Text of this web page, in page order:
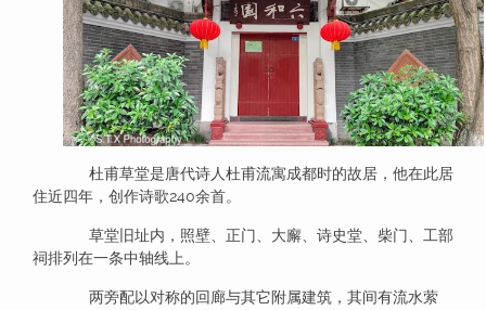
杜甫草堂是唐代诗人杜甫流寓成都时的故居，他在此居
住近四年，创作诗歌240余首。
草堂旧址内，照壁、正门、大廨、诗史堂、柴门、工部
祠排列在一条中轴线上。
两旁配以对称的回廊与其它附属建筑，其间有流水萦